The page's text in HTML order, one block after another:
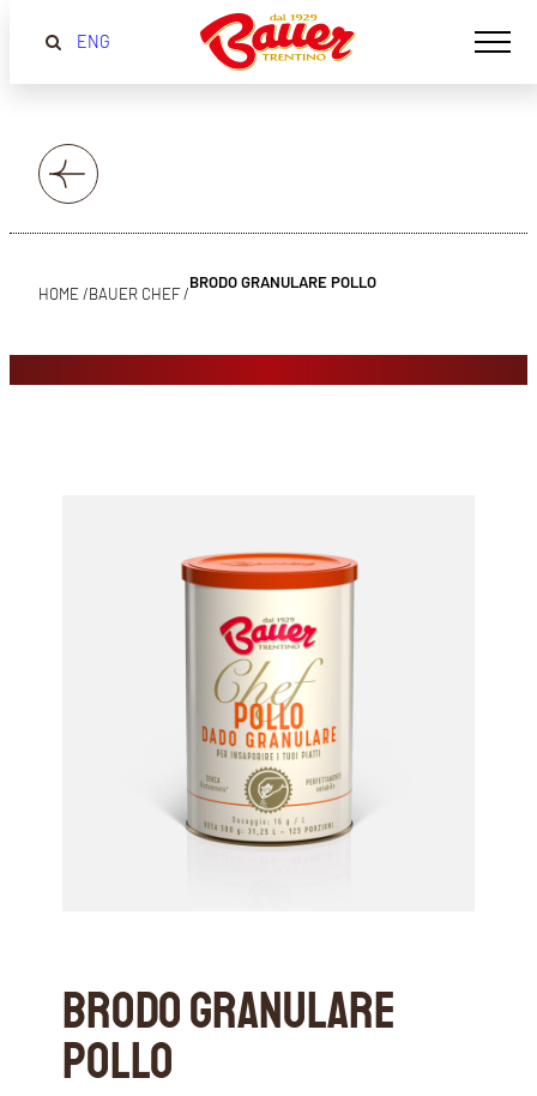
ENG
HOME /BAUER CHEF /
BRODO GRANULARE POLLO
Brodo Granulare
Pollo